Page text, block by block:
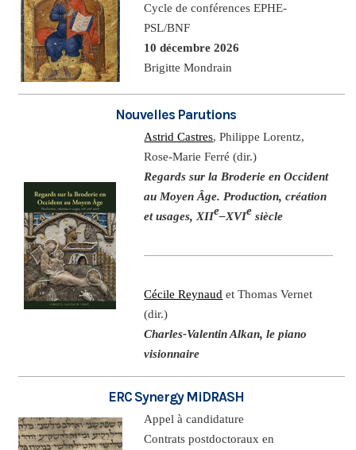
Cycle de conférences EPHE-
PSL/BNF
10 décembre 2026
Brigitte Mondrain
Nouvelles Parutions
Astrid Castres, Philippe Lorentz,
Rose-Marie Ferré (dir.)
Regards sur la Broderie en Occident
au Moyen Âge. Production, création
et usages, XIIe–XVIe siècle
Cécile Reynaud et Thomas Vernet
(dir.)
Charles-Valentin Alkan, le piano
visionnaire
ERC Synergy MiDRASH
Appel à candidature
Contrats postdoctoraux en